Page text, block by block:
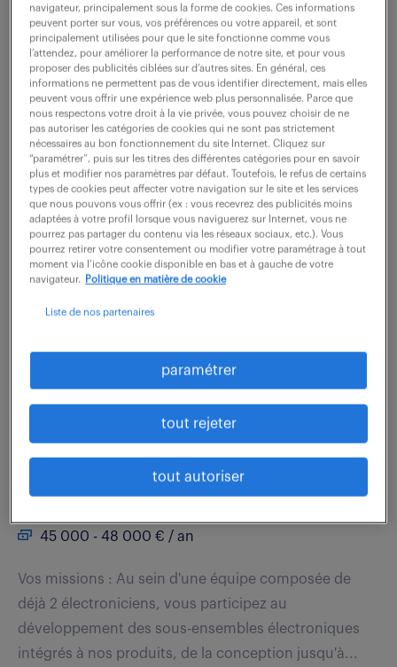
responsable etude de prix cvc
(f/h)
7 août 2026
Toulouse (31)
CDI
40 000 - 45 000 € / an
Rattaché à la directrice d'études, vous travaillez en
étroite collaboration avec l'équipe du bureau d'études
composé de chargés d'études et de chiffreurs mais
également avec les chargés...
voir l'offre
ingénieur études et
développement électronique h/f
45 000 - 48 000 € / an
Vos missions : Au sein d'une équipe composée de
déjà 2 électroniciens, vous participez au
développement des sous-ensembles électroniques
intégrés à nos produits, de la conception jusqu'à...
navigateur, principalement sous la forme de cookies. Ces informations
peuvent porter sur vous, vos préférences ou votre appareil, et sont
principalement utilisées pour que le site fonctionne comme vous
l’attendez, pour améliorer la performance de notre site, et pour vous
proposer des publicités ciblées sur d’autres sites. En général, ces
informations ne permettent pas de vous identifier directement, mais elles
peuvent vous offrir une expérience web plus personnalisée. Parce que
nous respectons votre droit à la vie privée, vous pouvez choisir de ne
pas autoriser les catégories de cookies qui ne sont pas strictement
nécessaires au bon fonctionnement du site Internet. Cliquez sur
“paramétrer”, puis sur les titres des différentes catégories pour en savoir
plus et modifier nos paramètres par défaut. Toutefois, le refus de certains
types de cookies peut affecter votre navigation sur le site et les services
que nous pouvons vous offrir (ex : vous recevrez des publicités moins
adaptées à votre profil lorsque vous naviguerez sur Internet, vous ne
pourrez pas partager du contenu via les réseaux sociaux, etc.). Vous
pourrez retirer votre consentement ou modifier votre paramétrage à tout
moment via l’icône cookie disponible en bas et à gauche de votre
navigateur.
Politique en matière de cookie
Liste de nos partenaires
paramétrer
tout rejeter
tout autoriser